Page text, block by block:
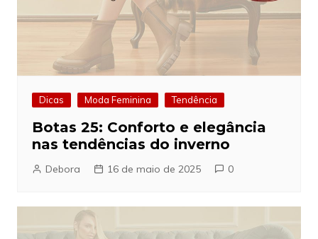
Dicas Moda Feminina Tendência
Botas 25: Conforto e elegância
nas tendências do inverno
Debora 16 de maio de 2025 0